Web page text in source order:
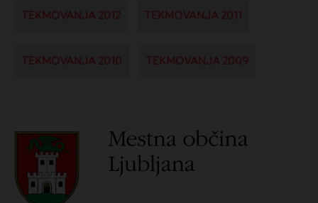
TEKMOVANJA 2012 TEKMOVANJA 2011
TEKMOVANJA 2010 TEKMOVANJA 2009